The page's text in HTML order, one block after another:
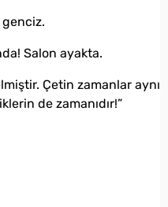
Salon ayakta.
Çetin zamanlar aynı
de zamanıdır!”